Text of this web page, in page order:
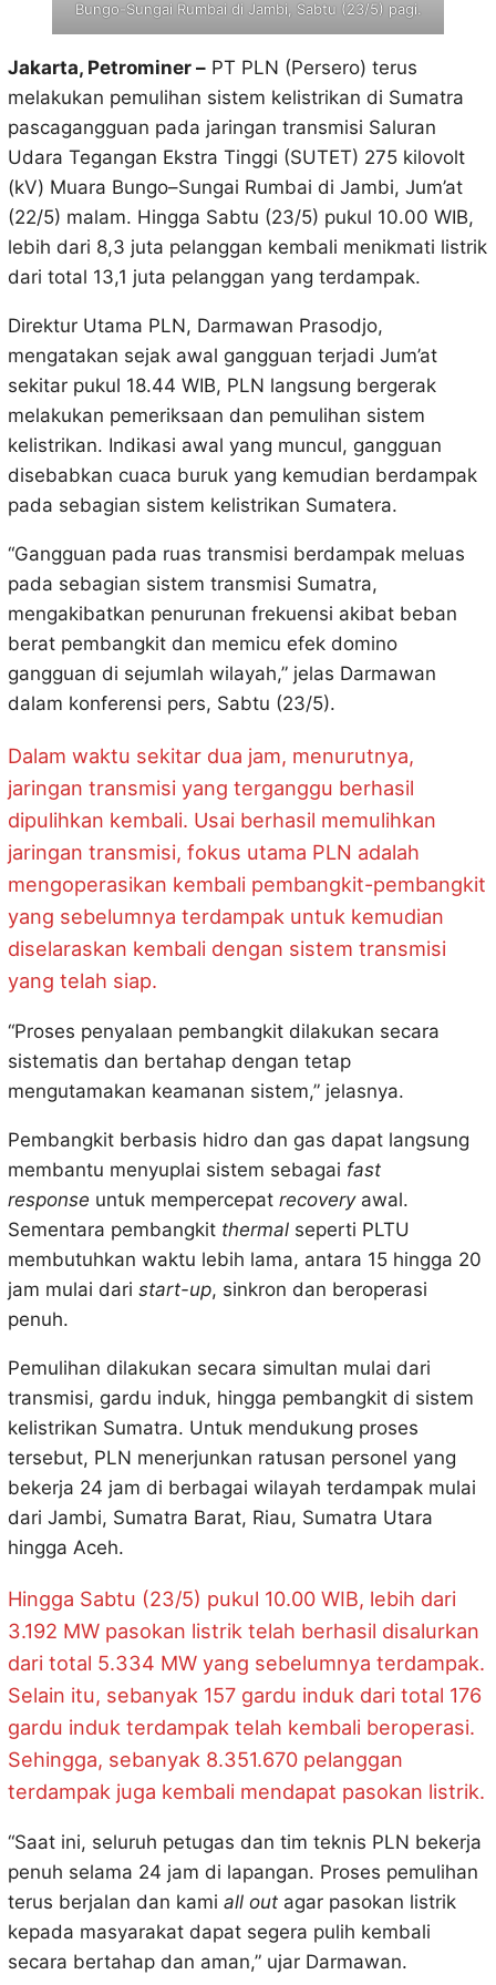
Bungo-Sungai Rumbai di Jambi, Sabtu (23/5) pagi.
Jakarta, Petrominer –PT PLN (Persero) terus
melakukan pemulihan sistem kelistrikan di Sumatra
pascagangguan pada jaringan transmisi Saluran
Udara Tegangan Ekstra Tinggi (SUTET) 275 kilovolt
(kV) Muara Bungo–Sungai Rumbai di Jambi, Jum’at
(22/5) malam. Hingga Sabtu (23/5) pukul 10.00 WIB,
lebih dari 8,3 juta pelanggan kembali menikmati listrik
dari total 13,1 juta pelanggan yang terdampak.
Direktur Utama PLN, Darmawan Prasodjo,
mengatakan sejak awal gangguan terjadi Jum’at
sekitar pukul 18.44 WIB, PLN langsung bergerak
melakukan pemeriksaan dan pemulihan sistem
kelistrikan. Indikasi awal yang muncul, gangguan
disebabkan cuaca buruk yang kemudian berdampak
pada sebagian sistem kelistrikan Sumatera.
“Gangguan pada ruas transmisi berdampak meluas
pada sebagian sistem transmisi Sumatra,
mengakibatkan penurunan frekuensi akibat beban
berat pembangkit dan memicu efek domino
gangguan di sejumlah wilayah,” jelas Darmawan
dalam konferensi pers, Sabtu (23/5).
Dalam waktu sekitar dua jam, menurutnya,
jaringan transmisi yang terganggu berhasil
dipulihkan kembali. Usai berhasil memulihkan
jaringan transmisi, fokus utama PLN adalah
mengoperasikan kembali pembangkit-pembangkit
yang sebelumnya terdampak untuk kemudian
diselaraskan kembali dengan sistem transmisi
yang telah siap.
“Proses penyalaan pembangkit dilakukan secara
sistematis dan bertahap dengan tetap
mengutamakan keamanan sistem,” jelasnya.
Pembangkit berbasis hidro dan gas dapat langsung
membantu menyuplai sistem sebagai fast
response untuk mempercepat recoveryawal.
Sementara pembangkit thermalseperti PLTU
membutuhkan waktu lebih lama, antara 15 hingga 20
jam mulai dari start-up, sinkron dan beroperasi
penuh.
Pemulihan dilakukan secara simultan mulai dari
transmisi, gardu induk, hingga pembangkit di sistem
kelistrikan Sumatra. Untuk mendukung proses
tersebut, PLN menerjunkan ratusan personel yang
bekerja 24 jam di berbagai wilayah terdampak mulai
dari Jambi, Sumatra Barat, Riau, Sumatra Utara
hingga Aceh.
Hingga Sabtu (23/5) pukul 10.00 WIB, lebih dari
3.192 MW pasokan listrik telah berhasil disalurkan
dari total 5.334 MW yang sebelumnya terdampak.
Selain itu, sebanyak 157 gardu induk dari total 176
gardu induk terdampak telah kembali beroperasi.
Sehingga, sebanyak 8.351.670 pelanggan
terdampak juga kembali mendapat pasokan listrik.
“Saat ini, seluruh petugas dan tim teknis PLN bekerja
penuh selama 24 jam di lapangan. Proses pemulihan
terus berjalan dan kami all outagar pasokan listrik
kepada masyarakat dapat segera pulih kembali
secara bertahap dan aman,” ujar Darmawan.